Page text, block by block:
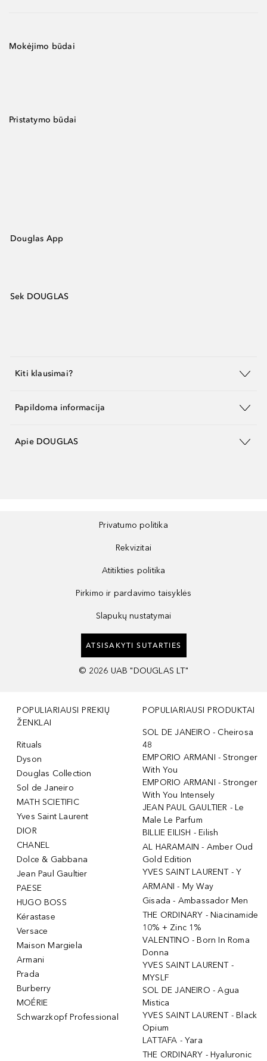
Mokėjimo būdai
Pristatymo būdai
Douglas App
Sek DOUGLAS
Kiti klausimai?
Papildoma informacija
Apie DOUGLAS
Privatumo politika
Rekvizitai
Atitikties politika
Pirkimo ir pardavimo taisyklės
Slapukų nustatymai
ATSISAKYTI SUTARTIES
© 2026 UAB "DOUGLAS LT"
POPULIARIAUSI PREKIŲ
ŽENKLAI
Rituals
Dyson
Douglas Collection
Sol de Janeiro
MATH SCIETIFIC
Yves Saint Laurent
DIOR
CHANEL
Dolce & Gabbana
Jean Paul Gaultier
PAESE
HUGO BOSS
Kérastase
Versace
Maison Margiela
Armani
Prada
Burberry
MOÉRIE
Schwarzkopf Professional
POPULIARIAUSI PRODUKTAI
SOL DE JANEIRO - Cheirosa
48
EMPORIO ARMANI - Stronger
With You
EMPORIO ARMANI - Stronger
With You Intensely
JEAN PAUL GAULTIER - Le
Male Le Parfum
BILLIE EILISH - Eilish
AL HARAMAIN - Amber Oud
Gold Edition
YVES SAINT LAURENT - Y
ARMANI - My Way
Gisada - Ambassador Men
THE ORDINARY - Niacinamide
10% + Zinc 1%
VALENTINO - Born In Roma
Donna
YVES SAINT LAURENT -
MYSLF
SOL DE JANEIRO - Agua
Mistica
YVES SAINT LAURENT - Black
Opium
LATTAFA - Yara
THE ORDINARY - Hyaluronic